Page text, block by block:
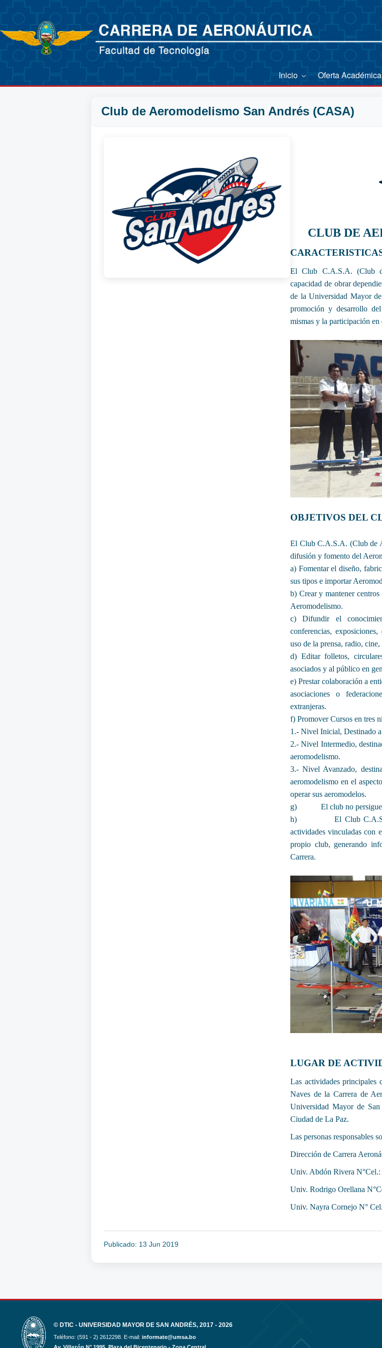
Inicio Oferta
Club de Aeromodelismo San Andrés (CASA)
CLUB DE
El Club C.A.S.A. (Club
capacidad de obrar
de la Universidad Mayor
promoción y desarrollo
mismas y la participación
OBJETIVOS DEL
El Club C.A.S.A. (Club de
difusión y fomento del
a) Fomentar el diseño,
sus tipos e importar
b) Crear y mantener
Aeromodelismo.
c) Difundir el
conferencias,
uso de la prensa, radio,
d) Editar folletos,
asociados y al público en
e) Prestar colaboración a
asociaciones o
extranjeras.
f) Promover Cursos en tres
1.- Nivel Inicial, Destinado a
2.- Nivel Intermedio,
aeromodelismo.
3.- Nivel Avanzado,
aeromodelismo en el
operar sus aeromodelos.
g) El club no persigue ni
h) El Club C.A.S.A.
actividades vinculadas con
propio club, generando
Carrera.
LUGAR DE
Las actividades
Naves de la Carrera de
Universidad Mayor de
Ciudad de La Paz.
Las personas responsables
Dirección de Carrera
Univ. Abdón Rivera N°Cel.:
Univ. Rodrigo Orellana
Univ. Nayra Cornejo N°
Publicado: 13 Jun 2019
© DTIC - UNIVERSIDAD MAYOR DE SAN ANDRÉS, 2017 - 2026
Teléfono: (591 - 2) 2612298. E-mail: informate@umsa.bo
Av. Villazón N° 1995, Plaza del Bicentenario - Zona Central.